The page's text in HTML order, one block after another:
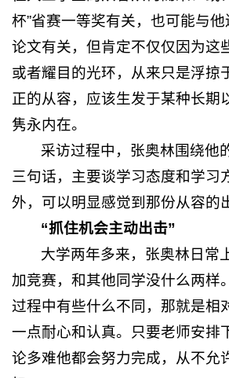
杯”省赛一等奖有关，也可能与
论文有关，但肯定不仅仅因为这
或者耀目的光环，从来只是浮掠
正的从容，应该生发于某种长期
隽永内在。
采访过程中，张奥林围绕他
三句话，主要谈学习态度和学习
外，可以明显感觉到那份从容的
“抓住机会主动出击”
大学两年多来，张奥林日常
加竞赛，和其他同学没什么两样
过程中有些什么不同，那就是相
一点耐心和认真。只要老师安排
论多难他都会努力完成，从不允